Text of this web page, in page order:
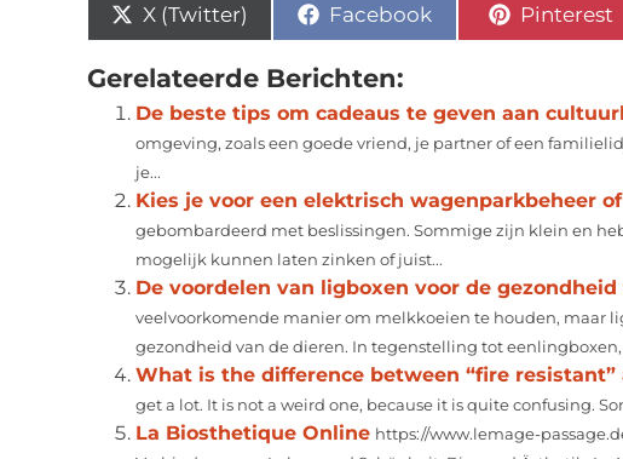
X (Twitter) Facebook Pinterest
Gerelateerde Berichten:
De beste tips om cadeaus te geven aan
omgeving, zoals een goede vriend, je partner of een
je...
Kies je voor een elektrisch wagenparkbeheer
gebombardeerd met beslissingen. Sommige zijn klein en
mogelijk kunnen laten zinken of juist...
De voordelen van ligboxen voor de
veelvoorkomende manier om melkkoeien te houden, maar
gezondheid van de dieren. In tegenstelling tot eenlingboxen,
What is the difference between “fire resistant”
get a lot. It is not a weird one, because it is quite confusing.
La Biosthetique Online https://www.lemage-